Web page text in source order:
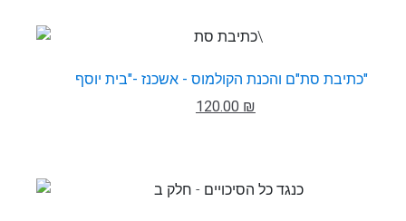
כתיבת סת"ם והכנת הקולמוס - אשכנז -"בית יוסף"
120.00 ₪